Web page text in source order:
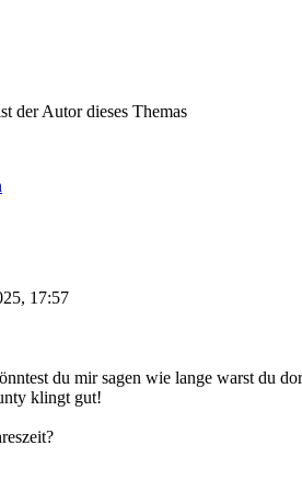
17:57
du mir sagen wie lange warst du
klingt gut!